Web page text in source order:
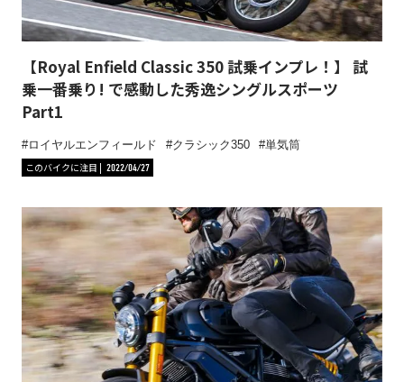
【Royal Enfield Classic 350 試乗インプレ！】 試
乗一番乗り! で感動した秀逸シングルスポーツ
Part1
ロイヤルエンフィールド クラシック350
単気筒
このバイクに注目
2022/04/27